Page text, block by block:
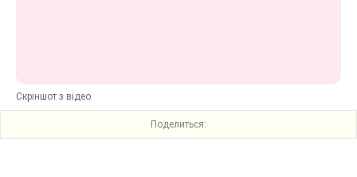
Скріншот з відео
Поделиться: